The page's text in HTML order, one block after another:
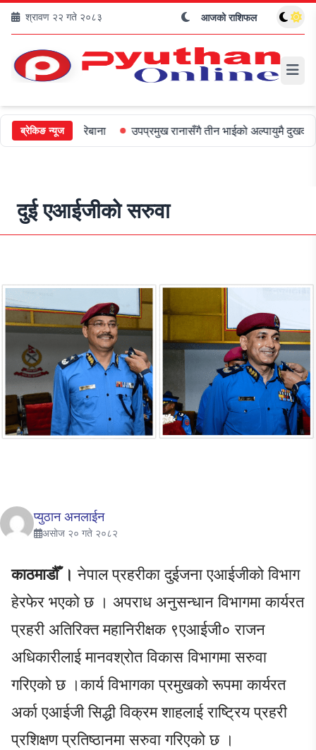
श्रावण २२ गते २०८३ आजको राशिफल
ब्रेकिङ न्यूज
जरिबाना उपप्रमुख रानासँगै तीन भाईको अल्पायुमै दुखद निधन
दुई एआईजीको सरुवा
प्युठान अनलाईन
असाेज २० गते २०८२
काठमाडौँ । नेपाल प्रहरीका दुईजना एआईजीको विभाग
हेरफेर भएको छ । अपराध अनुसन्धान विभागमा कार्यरत
प्रहरी अतिरिक्त महानिरीक्षक ९एआईजी० राजन
अधिकारीलाई मानवश्रोत विकास विभागमा सरुवा
गरिएको छ ।कार्य विभागका प्रमुखको रूपमा कार्यरत
अर्का एआईजी सिद्धी विक्रम शाहलाई राष्ट्रिय प्रहरी
प्रशिक्षण प्रतिष्ठानमा सरुवा गरिएको छ ।